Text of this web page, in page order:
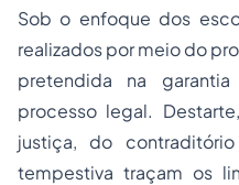
Sob o enfoque dos
realizados por meio do
pretendida na
processo legal.
justiça, do
tempestiva traçam os